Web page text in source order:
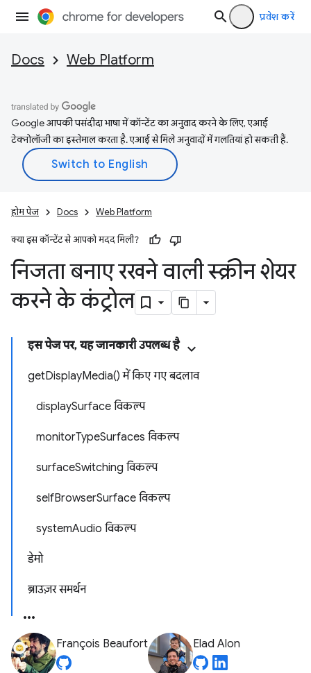
प्रवेश करें
Docs Web Platform
Google आपकी पसंदीदा भाषा में कॉन्टेंट का अनुवाद करने के लिए, एआई
टेक्नोलॉजी का इस्तेमाल करता है. एआई से मिले अनुवादों में गलतियां हो सकती हैं.
होम पेज Docs Web Platform
क्या इस कॉन्टेंट से आपको मदद मिली?
निजता बनाए रखने वाली स्क्रीन शेयर
करने के कंट्रोल
इस पेज पर, यह जानकारी उपलब्ध है
getDisplayMedia() में किए गए बदलाव
displaySurface विकल्प
monitorTypeSurfaces विकल्प
surfaceSwitching विकल्प
selfBrowserSurface विकल्प
systemAudio विकल्प
डेमो
ब्राउज़र समर्थन
François Beaufort Elad Alon